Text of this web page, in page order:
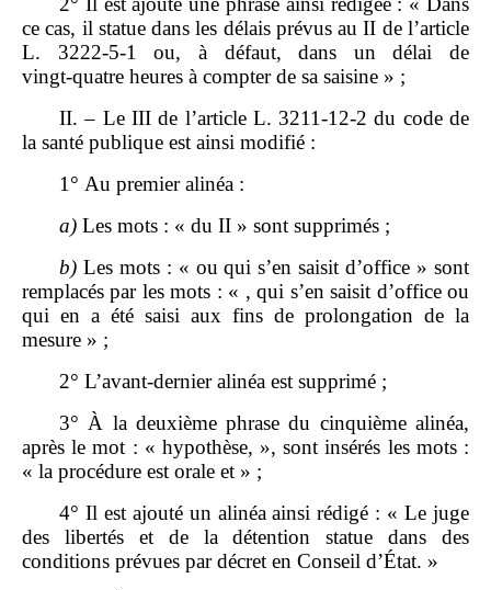
ce cas, il statue dans les délais prévus au II de l’article
L. 3222‑5‑1 ou, à défaut, dans un délai de
vingt‑quatre heures à compter de sa saisine » ;
II. – Le III de l’article L. 3211‑12‑2 du code de
la santé publique est ainsi modifié :
1° Au premier alinéa :
a) Les mots : « du II » sont supprimés ;
b) Les mots : « ou qui s’en saisit d’office » sont
remplacés par les mots : « , qui s’en saisit d’office ou
qui en a été saisi aux fins de prolongation de la
mesure » ;
2° L’avant‑dernier alinéa est supprimé ;
3° À la deuxième phrase du cinquième alinéa,
après le mot : « hypothèse, », sont insérés les mots :
« la procédure est orale et » ;
4° Il est ajouté un alinéa ainsi rédigé : « Le juge
des libertés et de la détention statue dans des
conditions prévues par décret en Conseil d’État. »